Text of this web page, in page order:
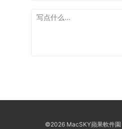
©2026 MacSKY蘋果軟件園